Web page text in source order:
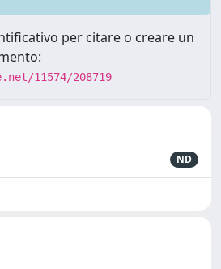
per citare o creare un
11574/208719
ND